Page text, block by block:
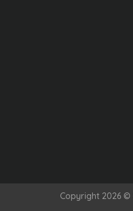
Copyright 2026 ©